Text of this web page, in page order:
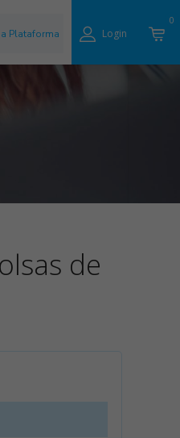
0
Login
Plataforma
de